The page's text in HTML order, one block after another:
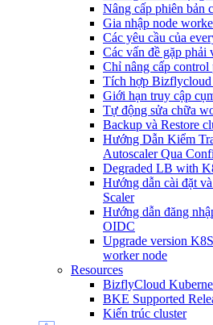
Nâng cấp phiên bản
Gia nhập node
Các yêu cầu của
Các vấn đề gặp phải
Chỉ nâng cấp
Tích hợp
Giới hạn truy cập
Tự động sửa chữa
Backup và Restore
Hướng Dẫn Kiểm
Autoscaler Qua
Degraded LB with
Hướng dẫn cài đặt
Scaler
Hướng dẫn đăng
OIDC
Upgrade version
worker node
Resources
BizflyCloud
BKE Supported
Kiến trúc cluster